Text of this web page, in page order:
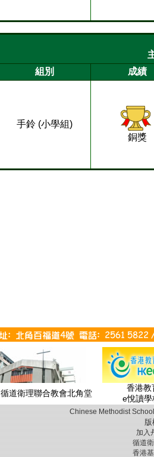
組別
成績
手鈴 (小學組)
銅獎
循道衛理聯合教會北角堂
香港教
e悅讀學
Chinese Methodist
版
加入
循道
香港